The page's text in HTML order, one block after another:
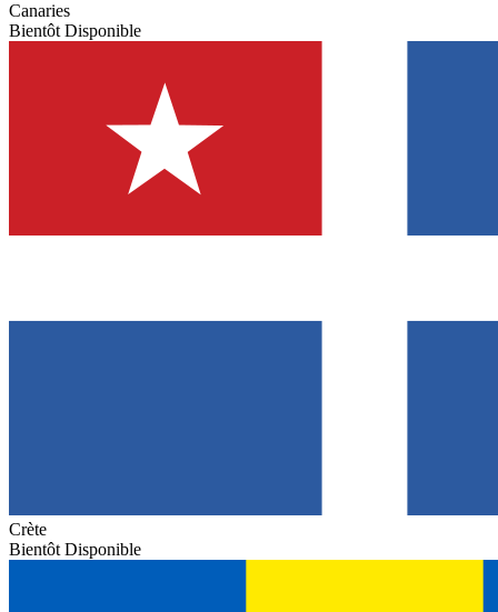
Canaries
Bientôt Disponible
Crète
Bientôt Disponible